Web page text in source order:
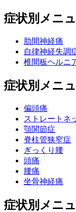
症状別メニュ
肋間神経痛
自律神経失調
椎間板ヘルニ
症状別メニ
偏頭痛
ストレートネ
顎関節症
脊柱管狭窄症
ぎっくり腰
頭痛
腰痛
坐骨神経痛
症状別メニ